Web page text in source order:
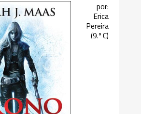
por:
Erica
Pereira
(9.º C)